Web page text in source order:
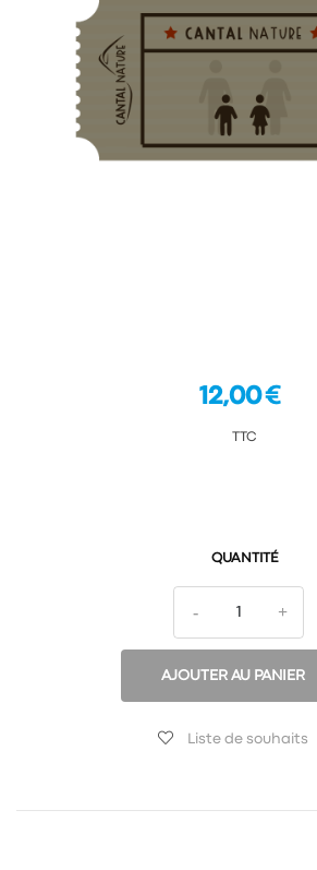
12,00 €
TTC
QUANTITÉ
AJOUTER AU PANIER
Liste de souhaits